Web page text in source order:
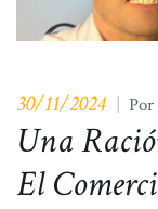
30/11/2024 Por
Una
El